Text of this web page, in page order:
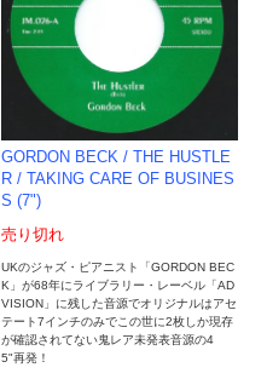
GORDON BECK / THE HUSTLE
R / TAKING CARE OF BUSINES
S (7")
売り切れ
UKのジャズ・ピアニスト「GORDON BEC
K」が68年にライブラリー・レーベル「AD
VISION」に残した音源でオリジナルはアセ
テート7インチのみでこの世に2枚しか現存
が確認されてない鬼レア未発表音源の4
5"再発！